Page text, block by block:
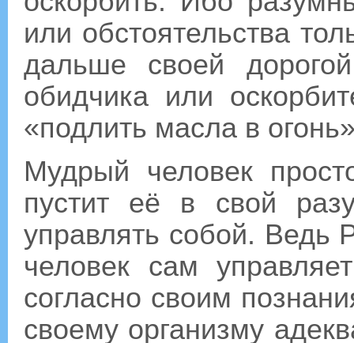
или обстоятельства
дальше своей
обидчика или
«подлить масла в
Мудрый человек
пустит её в свой
управлять собой. Ведь
человек сам
согласно своим
своему организму